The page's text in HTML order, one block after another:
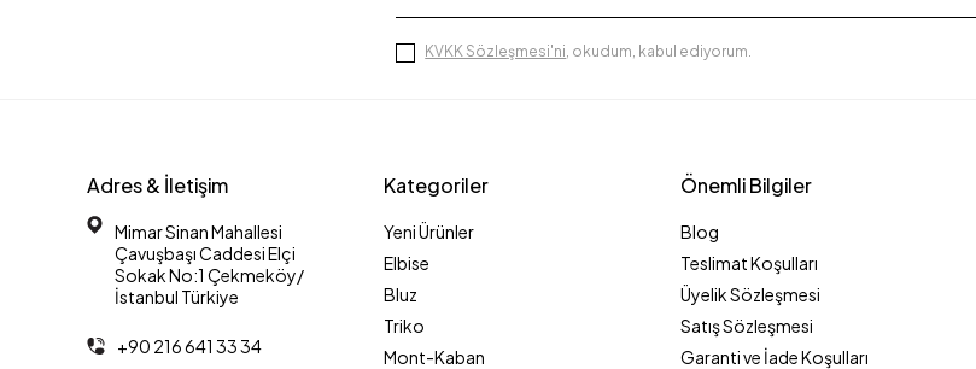
KVKK Sözleşmesi'ni, okudum, kabul ediyorum.
Adres & İletişim
Mimar Sinan Mahallesi
Çavuşbaşı Caddesi Elçi
Sokak No:1 Çekmeköy/
İstanbul Türkiye
+90 216 641 33 34
Kategoriler
Yeni Ürünler
Elbise
Bluz
Triko
Mont-Kaban
Önemli Bilgiler
Blog
Teslimat Koşulları
Üyelik Sözleşmesi
Satış Sözleşmesi
Garanti ve İade Koşulları